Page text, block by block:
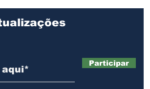
Participar